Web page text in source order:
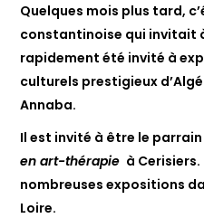
Quelques mois plus tard,
constantinoise qui invitait
rapidement été invité à
culturels prestigieux
Annaba.
Il est invité à être le
en art-thérapie à Cerisiers.
nombreuses expositions
Loire.